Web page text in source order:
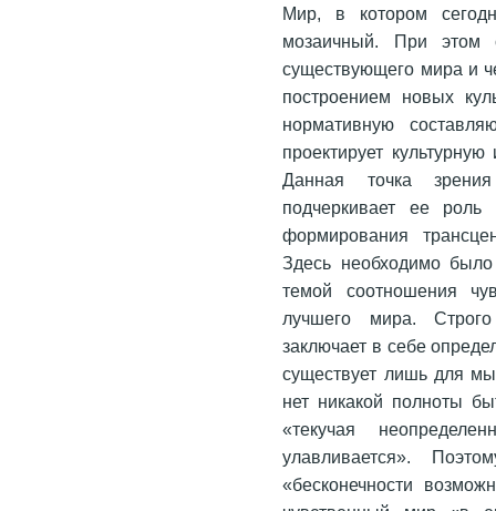
Мир, в котором
мозаичный. При этом
существующего мира и
построением новых
нормативную
проектирует
Данная точка
подчеркивает ее
формирования
Здесь необходимо
темой соотношения
лучшего мира.
заключает в себе
существует лишь для
нет никакой полноты
«текучая
улавливается».
«бесконечности